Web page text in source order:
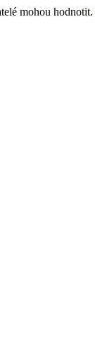
mohou hodnotit.